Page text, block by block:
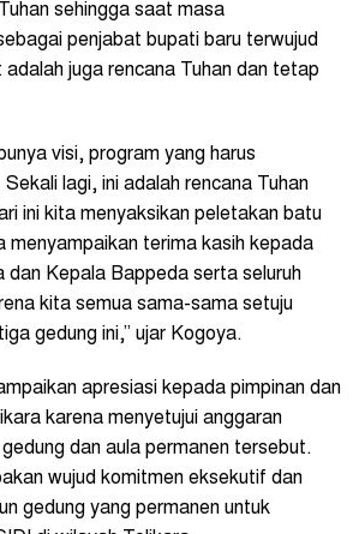
sehingga saat masa
penjabat bupati baru terwujud
juga rencana Tuhan dan tetap
visi, program yang harus
lagi, ini adalah rencana Tuhan
ini kita menyaksikan peletakan batu
menyampaikan terima kasih kepada
dan Kepala Bappeda serta seluruh
kita semua sama-sama setuju
gedung ini,” ujar Kogoya.
apresiasi kepada pimpinan dan
karena menyetujui anggaran
dan aula permanen tersebut.
wujud komitmen eksekutif dan
gedung yang permanen untuk